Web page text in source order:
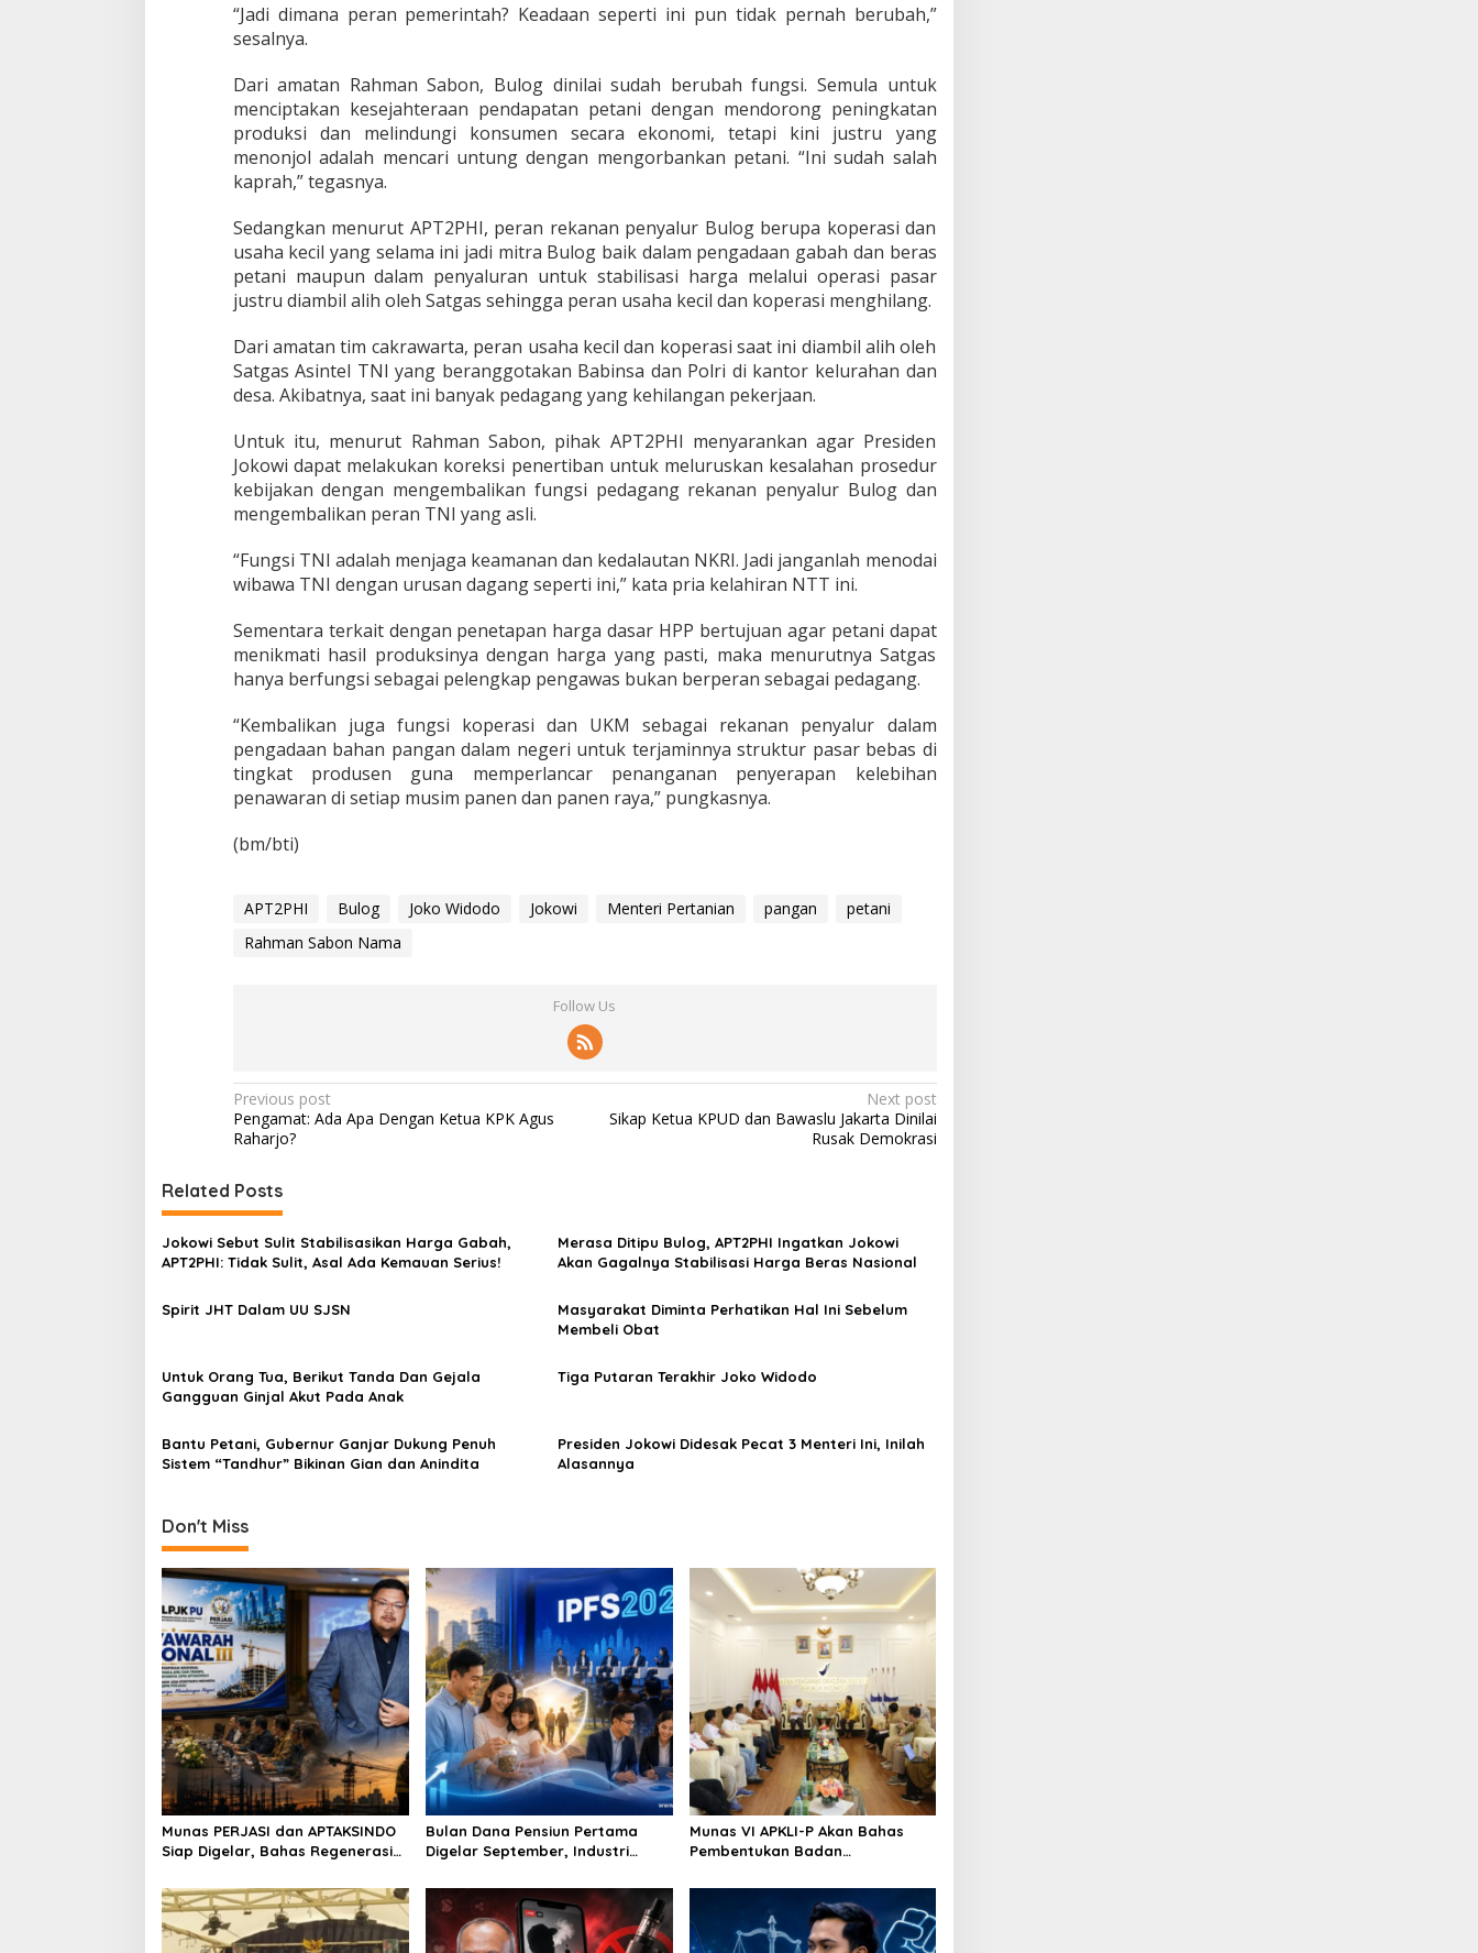
“Jadi dimana peran pemerintah? Keadaan seperti ini pun tidak pernah berubah,”
sesalnya.
Dari amatan Rahman Sabon, Bulog dinilai sudah berubah fungsi. Semula untuk
menciptakan kesejahteraan pendapatan petani dengan mendorong peningkatan
produksi dan melindungi konsumen secara ekonomi, tetapi kini justru yang
menonjol adalah mencari untung dengan mengorbankan petani. “Ini sudah salah
kaprah,” tegasnya.
Sedangkan menurut APT2PHI, peran rekanan penyalur Bulog berupa koperasi dan
usaha kecil yang selama ini jadi mitra Bulog baik dalam pengadaan gabah dan beras
petani maupun dalam penyaluran untuk stabilisasi harga melalui operasi pasar
justru diambil alih oleh Satgas sehingga peran usaha kecil dan koperasi menghilang.
Dari amatan tim cakrawarta, peran usaha kecil dan koperasi saat ini diambil alih oleh
Satgas Asintel TNI yang beranggotakan Babinsa dan Polri di kantor kelurahan dan
desa. Akibatnya, saat ini banyak pedagang yang kehilangan pekerjaan.
Untuk itu, menurut Rahman Sabon, pihak APT2PHI menyarankan agar Presiden
Jokowi dapat melakukan koreksi penertiban untuk meluruskan kesalahan prosedur
kebijakan dengan mengembalikan fungsi pedagang rekanan penyalur Bulog dan
mengembalikan peran TNI yang asli.
“Fungsi TNI adalah menjaga keamanan dan kedalautan NKRI. Jadi janganlah menodai
wibawa TNI dengan urusan dagang seperti ini,” kata pria kelahiran NTT ini.
Sementara terkait dengan penetapan harga dasar HPP bertujuan agar petani dapat
menikmati hasil produksinya dengan harga yang pasti, maka menurutnya Satgas
hanya berfungsi sebagai pelengkap pengawas bukan berperan sebagai pedagang.
“Kembalikan juga fungsi koperasi dan UKM sebagai rekanan penyalur dalam
pengadaan bahan pangan dalam negeri untuk terjaminnya struktur pasar bebas di
tingkat produsen guna memperlancar penanganan penyerapan kelebihan
penawaran di setiap musim panen dan panen raya,” pungkasnya.
(bm/bti)
APT2PHI Bulog Joko Widodo Jokowi Menteri Pertanian pangan
petani
Rahman Sabon Nama
Follow Us
P
o
t
n
a
i
a
t
i
o
Previous post
Pengamat: Ada Apa Dengan Ketua KPK Agus
Raharjo?
Next post
Sikap Ketua KPUD dan Bawaslu Jakarta Dinilai
Rusak Demokrasi
Related Posts
Jokowi Sebut Sulit Stabilisasikan Harga Gabah,
APT2PHI: Tidak Sulit, Asal Ada Kemauan Serius!
Merasa Ditipu Bulog, APT2PHI Ingatkan Jokowi
Akan Gagalnya Stabilisasi Harga Beras Nasional
Spirit JHT Dalam UU SJSN
Masyarakat Diminta Perhatikan Hal Ini Sebelum
Membeli Obat
Untuk Orang Tua, Berikut Tanda Dan Gejala
Gangguan Ginjal Akut Pada Anak
Tiga Putaran Terakhir Joko Widodo
Bantu Petani, Gubernur Ganjar Dukung Penuh
Sistem “Tandhur” Bikinan Gian dan Anindita
Presiden Jokowi Didesak Pecat 3 Menteri Ini, Inilah
Alasannya
Don't Miss
Munas PERJASI dan APTAKSINDO
Siap Digelar, Bahas Regenerasi
Bulan Dana Pensiun Pertama
Digelar September, Industri
Berkelanjutan
Munas VI APKLI-P Akan Bahas
Pembentukan Badan
Penting Hadapi Bonus Demografi